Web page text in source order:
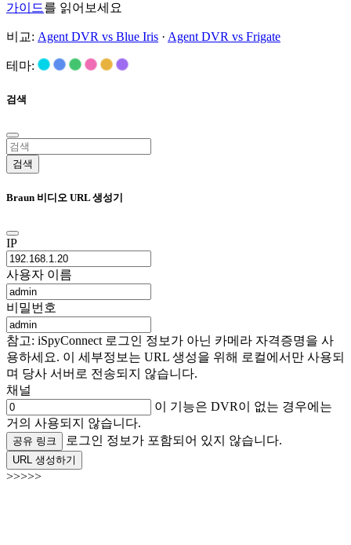
가이드를 읽어보세요
비교: Agent DVR vs Blue Iris · Agent DVR vs Frigate
테마:
검색
검색
Braun 비디오 URL 생성기
IP
사용자 이름
비밀번호
참고: iSpyConnect 로그인 정보가 아닌 카메라 자격증명을 사
용하세요. 이 세부정보는 URL 생성을 위해 로컬에서만 사용되
며 당사 서버로 전송되지 않습니다.
채널
이 기능은 DVR이 없는 경우에는
거의 사용되지 않습니다.
공유 링크 로그인 정보가 포함되어 있지 않습니다.
URL 생성하기
>>>>>